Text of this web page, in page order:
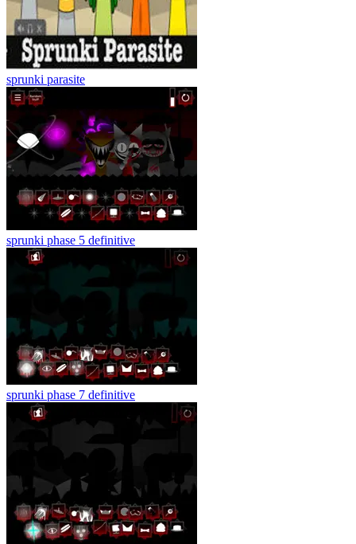
sprunki parasite
sprunki phase 5 definitive
sprunki phase 7 definitive